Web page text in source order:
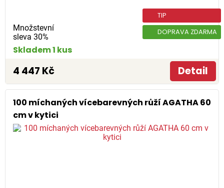
Množstevní
sleva 30%
TIP
DOPRAVA ZDARMA
Skladem 1 kus
4 447 Kč Detail
100 míchaných vícebarevných růží AGATHA 60
cm v kytici